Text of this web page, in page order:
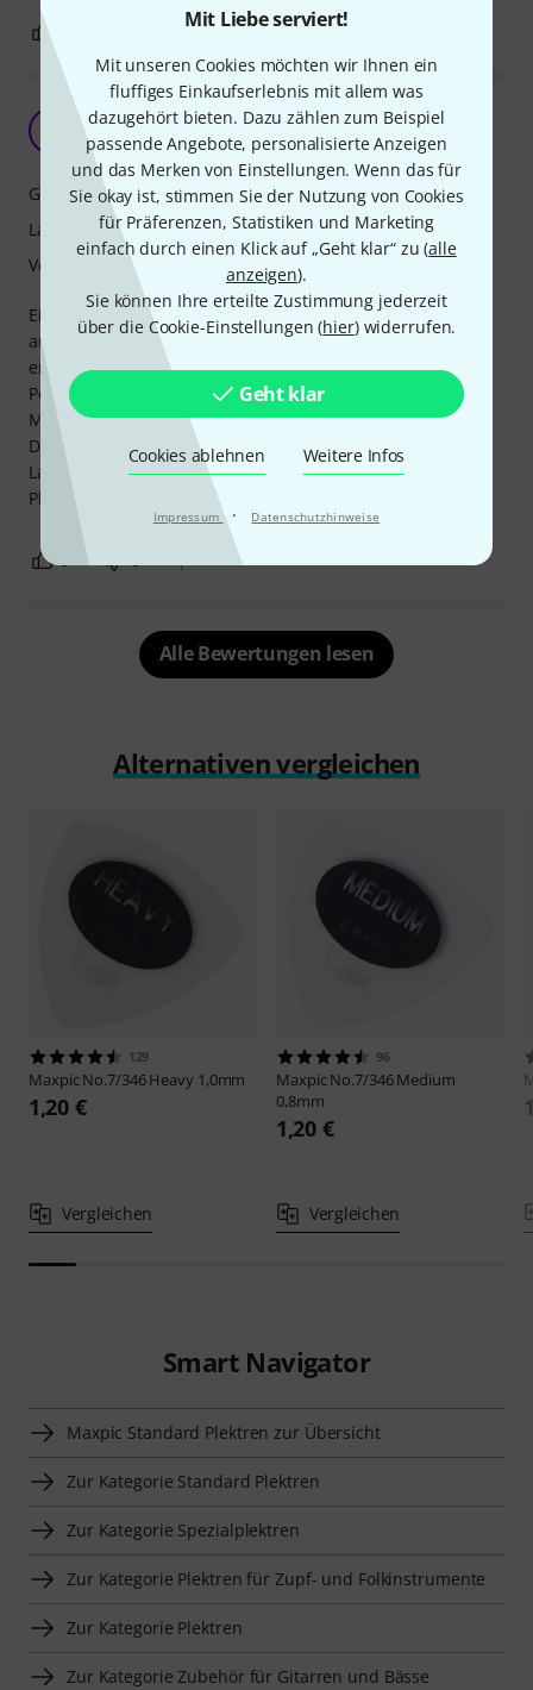
Mit Liebe serviert!
Mit unseren Cookies möchten wir Ihnen ein
fluffiges Einkaufserlebnis mit allem was
dazugehört bieten. Dazu zählen zum Beispiel
passende Angebote, personalisierte Anzeigen
und das Merken von Einstellungen. Wenn das für
Sie okay ist, stimmen Sie der Nutzung von Cookies
für Präferenzen, Statistiken und Marketing
einfach durch einen Klick auf „Geht klar“ zu (alle
anzeigen).
Sie können Ihre erteilte Zustimmung jederzeit
über die Cookie-Einstellungen (hier) widerrufen.
Geht klar
Cookies ablehnen Weitere Infos
Impressum · Datenschutzhinweise
Gutes weiches und sehr breites Plektrum
H-Erik 17.01.2023
Ein weiches Plektrum sehr gut geeignet für weiche Sounds
auf der Akkustikgitarre. Für die E-Gitarre eher nicht zu
empfehlen.
Persönlich bevorzuge ich eher die etwas kleinere Variante
Maxpic No.7/351 Thin 0,6mm.
Der Grip ist durch die geriffelte Oberfläche sehr gut, zur
Langlebigkeit kann ich noch nicht so viel sagen, da ich das
Plektrum erst einige Wochen habe.
Grip
Langlebigkeit
Verarbeitung
0 0 BEWERTUNG MELDEN
Alle Bewertungen lesen
Alternativen vergleichen
129
MaxpicNo.7/346 Heavy 1,0mm
1,20 €
Vergleichen
96
MaxpicNo.7/346 Medium
0,8mm
1,20 €
Vergleichen
Smart Navigator
Maxpic Standard Plektren zur Übersicht
Zur Kategorie Standard Plektren
Zur Kategorie Spezialplektren
Zur Kategorie Plektren für Zupf- und Folkinstrumente
Zur Kategorie Plektren
Zur Kategorie Zubehör für Gitarren und Bässe